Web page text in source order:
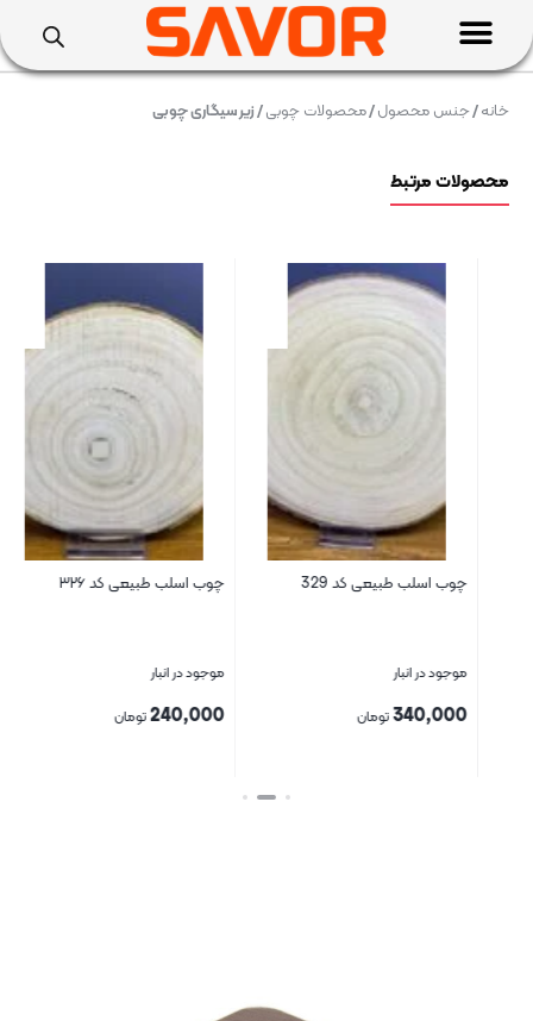
خانه/جنس محصول/محصولات چوبی/ زیر سیگاری چوبی
محصولات مرتبط
چوب اسلب طبیعی کد 329
موجود در انبار
340,000تومان
چوب اسلب طبیعی کد ۳۲۶
موجود در انبار
240,000تومان
بستن